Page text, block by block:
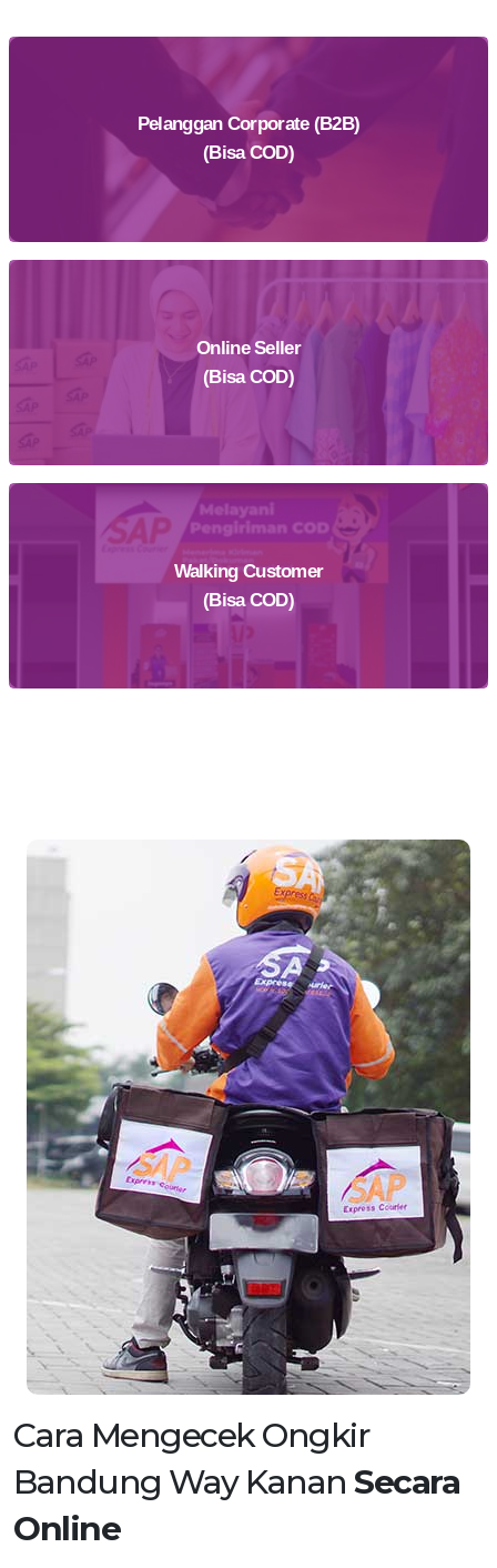
Pelanggan Corporate (B2B)
(Bisa COD)
Daftar Sekarang
Online Seller
(Bisa COD)
Daftar Sekarang
Walking Customer
(Bisa COD)
Cara Mengecek Ongkir
Bandung Way KananSecara
Online